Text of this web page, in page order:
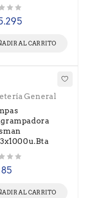
AL CARRITO
General
AL CARRITO